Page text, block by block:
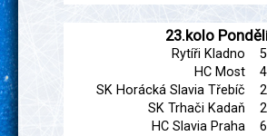
23.kolo
Rytíři Kladno
HC Most
SK Horácká Slavia Třebíč
SK Trhači Kadaň
HC Slavia Praha